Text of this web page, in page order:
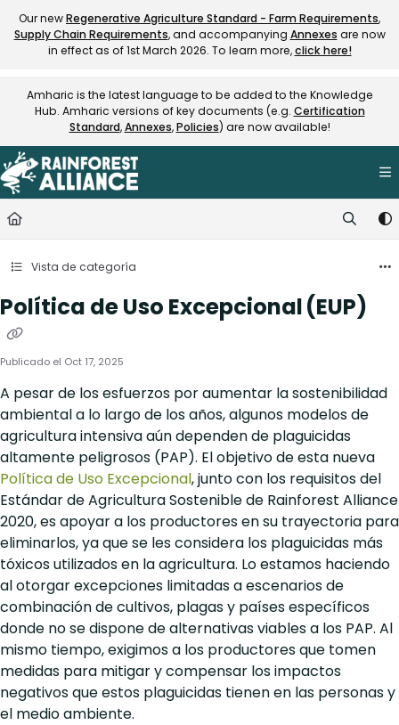
Documentation Index
Fetch the complete documentation index at:https://
Our newRegenerative Agriculture Standard - Farm Requirements,
Supply Chain Requirements, and accompanying Annexes are now
in effect as of 1st March 2026. To learn more,click here!
Amharic is the latest language to be added to the Knowledge
Hub. Amharic versions of key documents (e.g. Certification
Standard,Annexes,Policies) are now available!
Vista de categoría
Política de Uso Excepcional (EUP)
Publicado el Oct 17, 2025
A pesar de los esfuerzos por aumentar la sostenibilidad
ambiental a lo largo de los años, algunos modelos de
agricultura intensiva aún dependen de plaguicidas
altamente peligrosos (PAP). El objetivo de esta nueva
Política de Uso Excepcional, junto con los requisitos del
Estándar de Agricultura Sostenible de Rainforest Alliance
2020, es apoyar a los productores en su trayectoria para
eliminarlos, ya que se les considera los plaguicidas más
tóxicos utilizados en la agricultura. Lo estamos haciendo
al otorgar excepciones limitadas a escenarios de
combinación de cultivos, plagas y países específicos
donde no se dispone de alternativas viables a los PAP. Al
mismo tiempo, exigimos a los productores que tomen
medidas para mitigar y compensar los impactos
negativos que estos plaguicidas tienen en las personas y
el medio ambiente.